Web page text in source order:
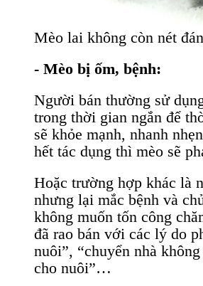
Mèo lai không còn nét
- Mèo bị ốm, bệnh:
Người bán thường sử
trong thời gian ngắn để
sẽ khỏe mạnh, nhanh
hết tác dụng thì mèo sẽ
Hoặc trường hợp khác là
nhưng lại mắc bệnh và
không muốn tốn công
đã rao bán với các lý do
nuôi”, “chuyển nhà
cho nuôi”…